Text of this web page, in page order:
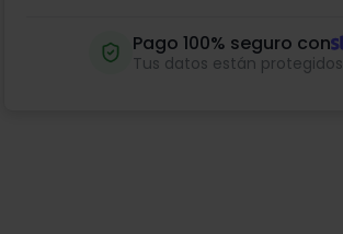
Pago 100% seguro con
Tus datos están protegidos